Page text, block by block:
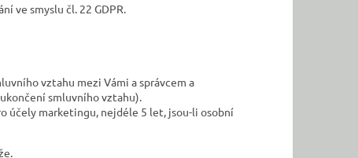
ve smyslu čl. 22 GDPR.
vztahu mezi Vámi a správcem a
smluvního vztahu).
účely marketingu, nejdéle 5 let, jsou-li osobní